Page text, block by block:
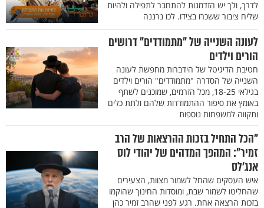
לדרך, ולך יש הזדמנות להתחבר לתפילה ולהיות
שליח ציבור ששכרו בצידו. לכו נרננה
לעונה השנייה של "מתמודדים" דרושים
הורים וילדים
חטיבת הדיגיטל של הידברות מחפשת לעונה
השנייה של הסדרה "מתמודדים" הורים וילדים
בגילאי 18-25, מכל הזרמים, שמוכנים לשתף
באומץ את סיפור ההתמודדות שלהם ולתת כלים
ותקווה למשפחות נוספות
"הכל התחיל בזכות ההרצאות של הרב
זמיר": המהפך המדהים של יהודי לוס
אנג'לס
איש העסקים שהחל לשמור מצוות, הצעירים
שהחליטו לשמור שבת, ומוסדות החינוך שהוקמו
בזכות הרצאה אחת. רגע לפני שהרב זמיר כהן